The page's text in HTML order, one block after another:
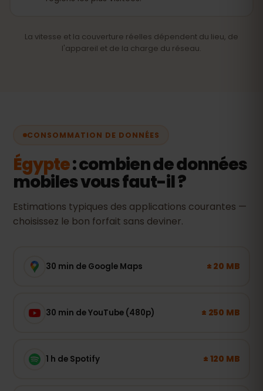
La vitesse et la couverture réelles dépendent du lieu, de
l'appareil et de la charge du réseau.
CONSOMMATION DE DONNÉES
Égypte: combien de données
mobiles vous faut-il ?
Estimations typiques des applications courantes —
choisissez le bon forfait sans deviner.
30 min de Google Maps ± 20 MB
30 min de YouTube (480p) ± 250 MB
1 h de Spotify ± 120 MB